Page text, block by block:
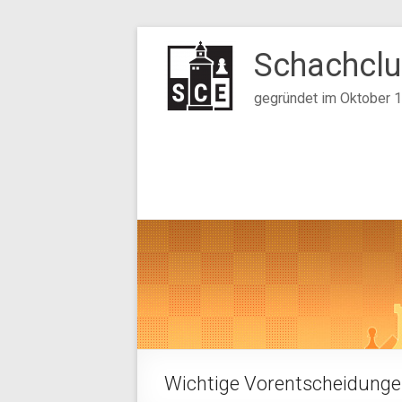
Inhalt
springen
gegründet im Oktober
Wichtige